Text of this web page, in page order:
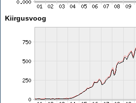
Kiirgusvoog